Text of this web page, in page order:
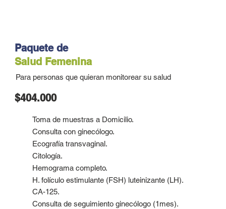
Paquete de
Salud Femenina
Para personas que quieran monitorear su salud
$404.000
Toma de muestras a Domicilio.
Consulta con ginecólogo.
Ecografía transvaginal.
Citología.
Hemograma completo.
H. folículo estimulante (FSH) luteinizante (LH).
CA-125.
Consulta de seguimiento ginecólogo (1mes).